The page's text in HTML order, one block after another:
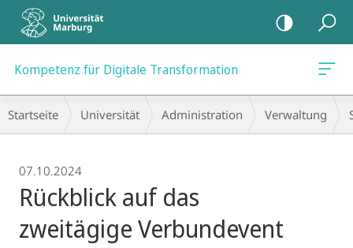
Mobile-
Navigation
Kompetenz für Digitale Transformation
Breadcrumb-
Navigation
Startseite Universität Administration Verwaltung
07.10.2024
Rückblick auf das
zweitägige Verbundevent